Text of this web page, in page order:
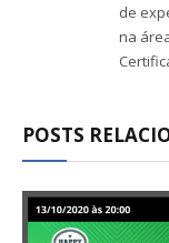
de
na
POSTS